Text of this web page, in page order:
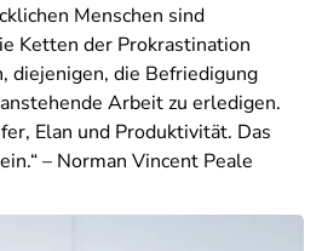
Menschen sind
Ketten der Prokrastination
diejenigen, die Befriedigung
Arbeit zu erledigen.
Elan und Produktivität. Das
– Norman Vincent Peale